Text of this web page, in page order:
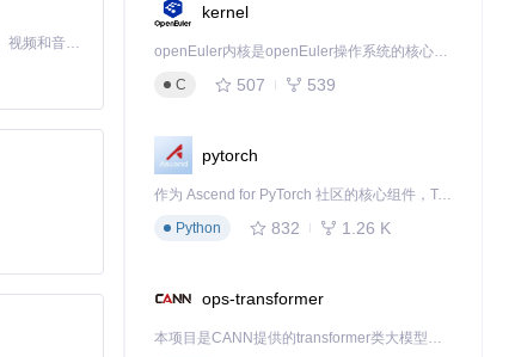
MiniMax H3 是一个通用的全模态生成系统。它支持对由文本、图像、视频和音频组成的多模态上下文进行统一理解，并能生成分辨率高达 2K、时长可达 15 秒的带原生立体声音频的视频。得益于面向任务泛化的系统设计，H3 在预训练阶段就已具备广泛的多模态上下文理解与生成能力，能够出色地执行复杂的多模态指令。
kernel
openEuler内核是openEuler操作系统的核心，既是系统性能与稳定性的基石，也是连接处理器、设备与服务的桥梁。
C
507 539
pytorch
作为 Ascend for PyTorch 社区的核心组件，TorchNPU 是昇腾专为 PyTorch 打造的深度学习适配插件，使 PyTorch 框架能够直接调用昇腾 NPU，为开发者提供昇腾 AI 处理器的超强算力。
Python
832 1.26 K
ops-transformer
本项目是CANN提供的transformer类大模型算子库，实现网络在NPU上加速计算。